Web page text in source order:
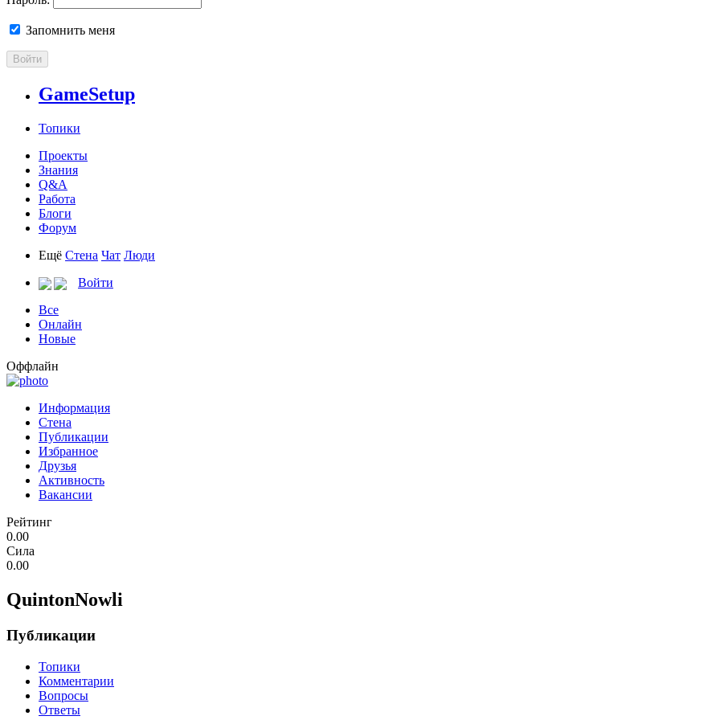
Запомнить меня
Войти
GameSetup
Топики
Проекты
Знания
Q&A
Работа
Блоги
Форум
Ещё Стена Чат Люди
Войти
Все
Онлайн
Новые
Оффлайн
Информация
Стена
Публикации
Избранное
Друзья
Активность
Вакансии
Рейтинг
0.00
Сила
0.00
QuintonNowli
Публикации
Топики
Комментарии
Вопросы
Ответы